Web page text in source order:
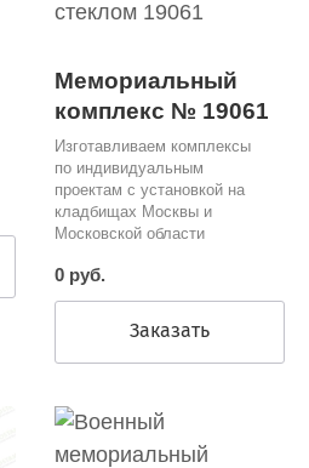
Мемориальный
комплекс № 19061
Изготавливаем комплексы
по индивидуальным
проектам с установкой на
кладбищах Москвы и
Московской области
0 руб.
Заказать